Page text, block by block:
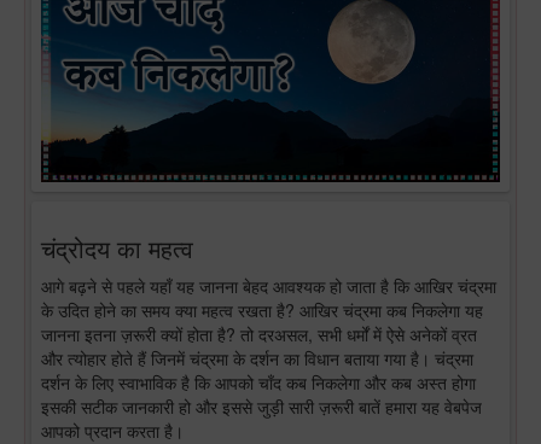
चंद्रोदय का महत्व
आगे बढ़ने से पहले यहाँ यह जानना बेहद आवश्यक हो जाता है कि आखिर चंद्रमा
के उदित होने का समय क्या महत्व रखता है? आखिर चंद्रमा कब निकलेगा यह
जानना इतना ज़रूरी क्यों होता है? तो दरअसल, सभी धर्मों में ऐसे अनेकों व्रत
और त्योहार होते हैं जिनमें चंद्रमा के दर्शन का विधान बताया गया है। चंद्रमा
दर्शन के लिए स्वाभाविक है कि आपको चाँद कब निकलेगा और कब अस्त होगा
इसकी सटीक जानकारी हो और इससे जुड़ी सारी ज़रूरी बातें हमारा यह वेबपेज
आपको प्रदान करता है।